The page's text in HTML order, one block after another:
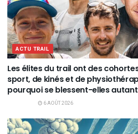
ACTU TRAIL
Les élites du trail ont des
sport, de kinés et de
pourquoi se blessent-elles
6 AOÛT 2026